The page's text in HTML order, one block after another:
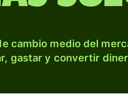
cambio medio del
gastar y convertir